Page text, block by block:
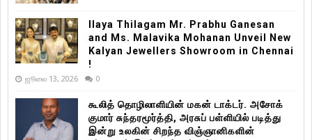
Ilaya Thilagam Mr. Prabhu Ganesan
and Ms. Malavika Mohanan Unveil New
Kalyan Jewellers Showroom in Chennai
!
ஜூலை 13, 2026 0
கூலித் தொழிலாளியின் மகன் டாக்டர். அசோக்
குமார் சுந்தரமூர்த்தி, அரசுப் பள்ளியில் படித்து
இன்று உலகின் சிறந்த விஞ்ஞானிகளின்